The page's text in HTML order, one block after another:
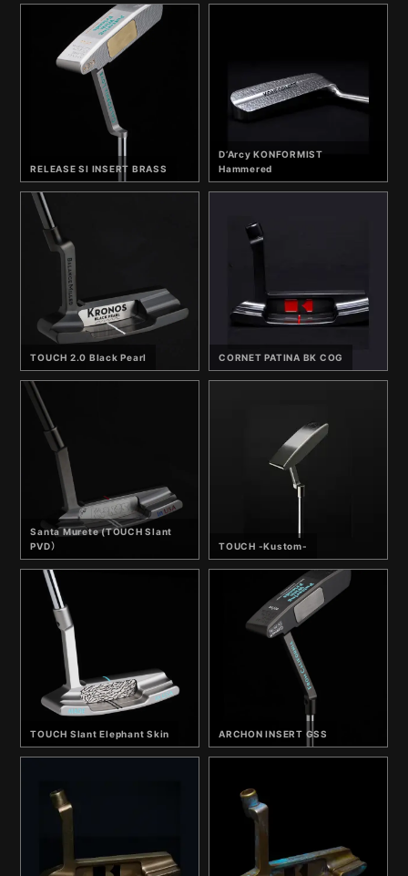
RELEASE SI INSERT BRASS
D’Arcy KONFORMIST
Hammered
TOUCH 2.0 Black Pearl CORNET PATINA BK COG
Santa Murete (TOUCH Slant
PVD）
TOUCH -Kustom-
TOUCH Slant Elephant Skin ARCHON INSERT GSS